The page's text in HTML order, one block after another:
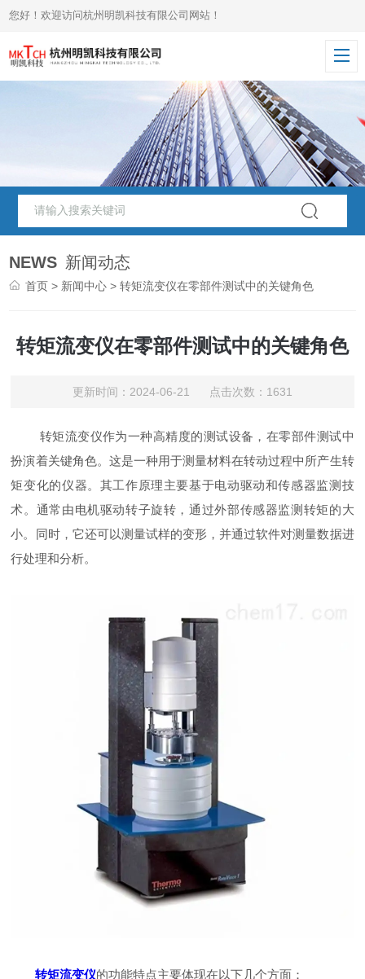
您好！欢迎访问杭州明凯科技有限公司网站！
NEWS 新闻动态
首页 > 新闻中心 > 转矩流变仪在零部件测试中的关键角色
转矩流变仪在零部件测试中的关键角色
更新时间：2024-06-21 点击次数：1631
转矩流变仪作为一种高精度的测试设备，在零部件测试中
扮演着关键角色。这是一种用于测量材料在转动过程中所产生转
矩变化的仪器。其工作原理主要基于电动驱动和传感器监测技
术。通常由电机驱动转子旋转，通过外部传感器监测转矩的大
小。同时，它还可以测量试样的变形，并通过软件对测量数据进
行处理和分析。
转矩流变仪的功能特点主要体现在以下几个方面：